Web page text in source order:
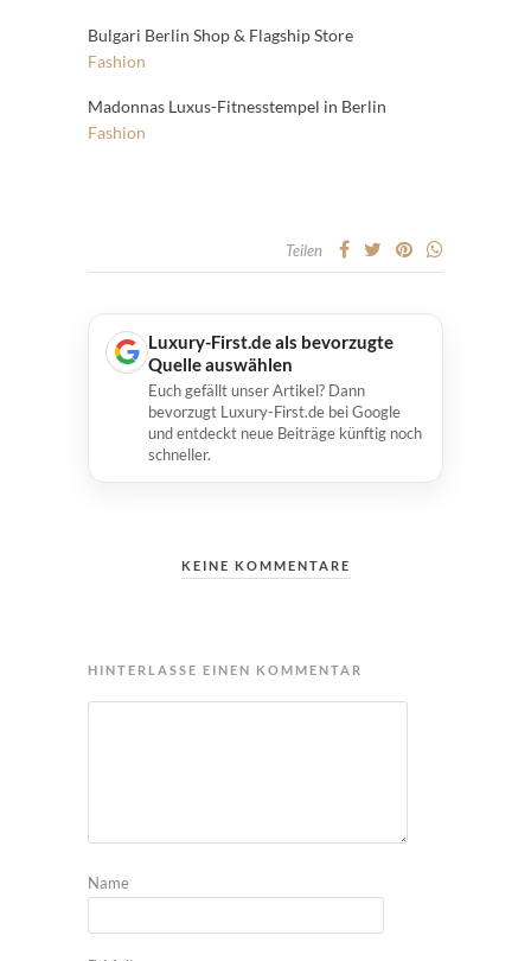
Bulgari Berlin Shop & Flagship Store
Fashion
Madonnas Luxus-Fitnesstempel in Berlin
Fashion
Teilen
Luxury-First.de als bevorzugte
Quelle auswählen
Euch gefällt unser Artikel? Dann
bevorzugt Luxury-First.de bei Google
und entdeckt neue Beiträge künftig noch
schneller.
KEINE KOMMENTARE
HINTERLASSE EINEN KOMMENTAR
Name